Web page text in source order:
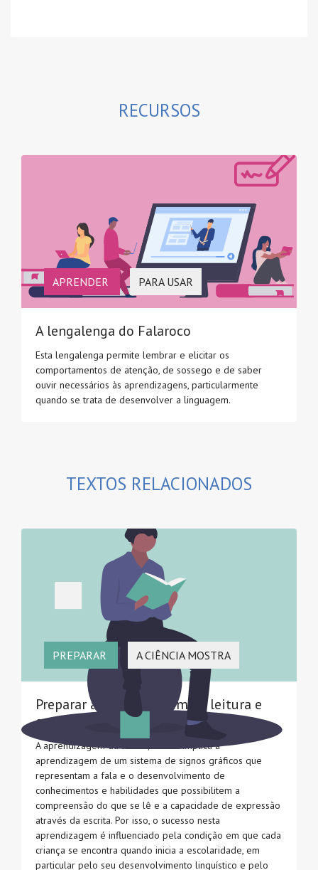
RECURSOS
APRENDER PARA USAR
A lengalenga do Falaroco
Esta lengalenga permite lembrar e elicitar os
comportamentos de atenção, de sossego e de saber
ouvir necessários às aprendizagens, particularmente
quando se trata de desenvolver a linguagem.
TEXTOS RELACIONADOS
PREPARAR A CIÊNCIA MOSTRA
Preparar a aprendizagem da leitura e
escrita
A aprendizagem da leitura/escrita implica a
aprendizagem de um sistema de signos gráficos que
representam a fala e o desenvolvimento de
conhecimentos e habilidades que possibilitem a
compreensão do que se lê e a capacidade de expressão
através da escrita. Por isso, o sucesso nesta
aprendizagem é influenciado pela condição em que cada
criança se encontra quando inicia a escolaridade, em
particular pelo seu desenvolvimento linguístico e pelo